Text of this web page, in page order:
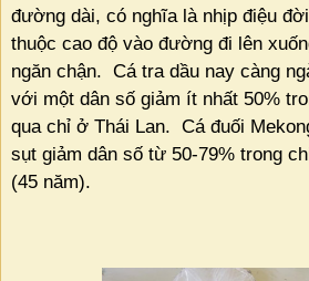
đường dài, có nghĩa là nhịp điệu
thuộc cao độ vào đường đi lên
ngăn chận. Cá tra dầu nay càng
với một dân số giảm ít nhất 50%
qua chỉ ở Thái Lan. Cá đuối
sụt giảm dân số từ 50-79% trong
(45 năm).